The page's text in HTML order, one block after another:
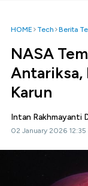
HOME Tech Berita
NASA
Antariksa,
Karun
Intan Rakhmayanti
02 January 2026 12:35